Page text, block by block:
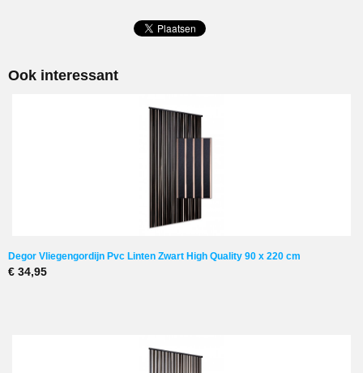
Ook interessant
Degor Vliegengordijn Pvc Linten Zwart High Quality 90 x 220 cm
€ 34,95